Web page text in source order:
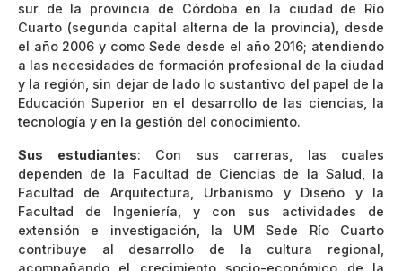
sur de la provincia de Córdoba en la ciudad de Río
Cuarto (segunda capital alterna de la provincia), desde
el año 2006 y como Sede desde el año 2016; atendiendo
a las necesidades de formación profesional de la ciudad
y la región, sin dejar de lado lo sustantivo del papel de la
Educación Superior en el desarrollo de las ciencias, la
tecnología y en la gestión del conocimiento.
Sus estudiantes: Con sus carreras, las cuales
dependen de la Facultad de Ciencias de la Salud, la
Facultad de Arquitectura, Urbanismo y Diseño y la
Facultad de Ingeniería, y con sus actividades de
extensión e investigación, la UM Sede Río Cuarto
contribuye al desarrollo de la cultura regional,
acompañando el crecimiento socio-económico de la